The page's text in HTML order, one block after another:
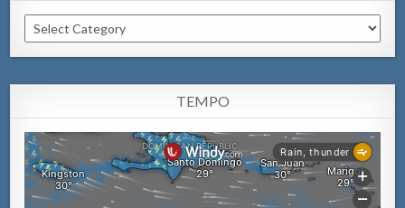
Categorianan
TEMPO